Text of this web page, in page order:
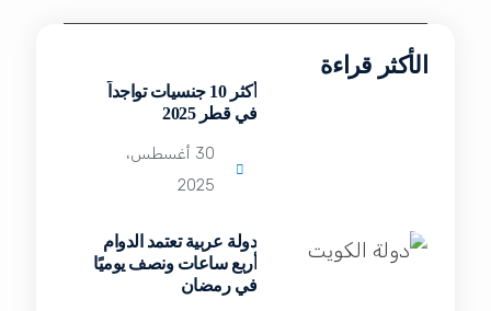
الأكثر قراءة
أكثر 10 جنسيات تواجداً
في قطر 2025
30 أغسطس،
2025
دولة عربية تعتمد الدوام
أربع ساعات ونصف يوميًا
في رمضان